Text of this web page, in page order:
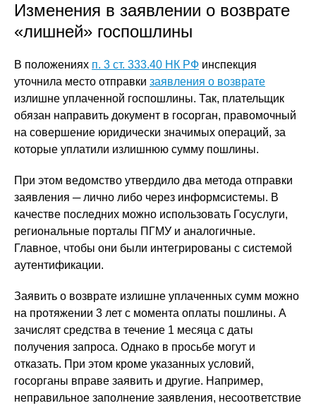
Изменения в заявлении о возврате
«лишней» госпошлины
В положениях п. 3 ст. 333.40 НК РФ инспекция
уточнила место отправки заявления о возврате
излишне уплаченной госпошлины. Так, плательщик
обязан направить документ в госорган, правомочный
на совершение юридически значимых операций, за
которые уплатили излишнюю сумму пошлины.
При этом ведомство утвердило два метода отправки
заявления ─ лично либо через информсистемы. В
качестве последних можно использовать Госуслуги,
региональные порталы ПГМУ и аналогичные.
Главное, чтобы они были интегрированы с системой
аутентификации.
Заявить о возврате излишне уплаченных сумм можно
на протяжении 3 лет с момента оплаты пошлины. А
зачислят средства в течение 1 месяца с даты
получения запроса. Однако в просьбе могут и
отказать. При этом кроме указанных условий,
госорганы вправе заявить и другие. Например,
неправильное заполнение заявления, несоответствие